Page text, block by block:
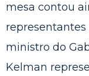
mesa contou
representantes
ministro do
Kelman